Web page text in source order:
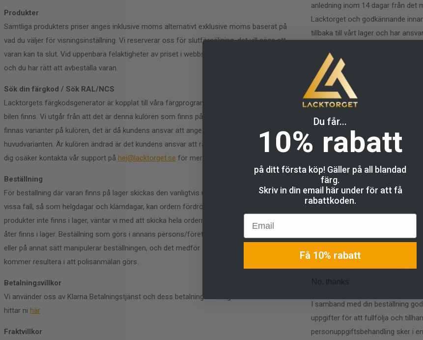
Produkter
Samtliga produkters priser anges inklusive moms alternativt exklusive moms baserat på
vad du väljer för visningsinställning. Vi reserverar oss för slutförsäljning, det vill säga att
varan kan ta slut. Vid uppenbara felaktigheter av priset i webbshopen så kontaktar vi dig
och du har rätt att avbeställa varan.
Sök din färgkod / Sök RAL/NCS
Lacktorgets färgkodsgenerator är kopplat till våra färgprogram där originalfärgkoden på
bilen finns. Vi utgår från att det är denna kulören som finns på bilen. I vissa fall kan det
finnas varianter på kulören, det är då kundens ansvar att ange detta då vi alltid utgår från
huvudvarianten. Är kulören ändrad är det kundens ansvar att rätt färgkod anges. Känner du
dig osäker kontakta vår support på hej@lacktorget.se för mer information.
Beställning
För beställning där varan finns på lager skickas den vanligtvis ut efterföljande arbetsdag. I
vissa fall, så som helgdagar och klämdagar, kan ordern fördröjas. Om en eller flera
produkter inte finns i lager, väntar vi med att skicka hela ordern tills dess att alla produkter
åter finns i lager. Beställning som görs i annans persons/företags namn utan medgivande,
eller på annat sätt manipulerar beställningen, och det medför att vi lider ekonomisk skada
kommer resultera i att polisanmälan görs.
Betalningsvillkor
Vi använder oss av Klarna Betalningstjänst och dess betalningslösningar. Klarnas villkor
hittar ni här
Fraktvillkor
anledning inom 14 dagar från det
Lacktorget och godkännande
tillbaka till vårt lager och har
Varorna ska returneras
Returfrakten betalas av
kundspecifika produkter såsom
ej tas i retur. Att avstå från att
Om en produkt är felaktig
hej@lacktorget.se
så vi kan
Lacktorget kontaktas med bilder,
vi godkänt din reklamation för
använde vid beställningen.
OBS! Kundspecifika produkter,
lackstift tas ej i retur. Kunden
motsvarar den färg som hen
molnslöja etc
Kontrollera alltid varan direkt vid
chauffören/utlämningsstället vid
I samband med din beställning
uppgifter för att fullfölja och
personuppgiftsbehandling sker i
Du får...
10% rabatt
på ditt första köp! Gäller på all blandad
färg.
Skriv in din email här under för att få
rabattkoden.
Email
Få 10% rabatt
No, thanks